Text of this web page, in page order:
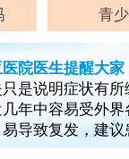
青
医院医生提醒大家
是说明症状有
几年中容易受外
导致复发，建议